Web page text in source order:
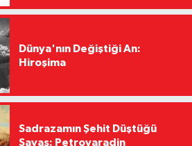
Dünya'nın Değiştiği An:
Hiroşima
Sadrazamın Şehit Düştüğü
Savaş: Petrovaradin